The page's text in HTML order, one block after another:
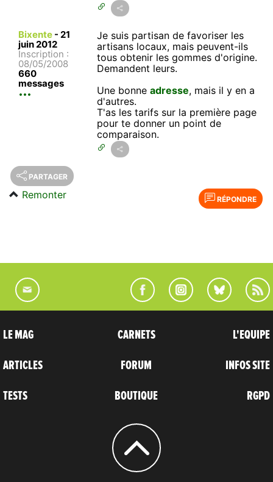
Bixente - 21
juin 2012
Inscription :
08/05/2008
660
messages
Je suis partisan de favoriser les
artisans locaux, mais peuvent-ils
tous obtenir les gommes d'origine.
Demandent leurs.
Une bonneadresse, mais il y en a
d'autres.
T'as les tarifs sur la première page
pour te donner un point de
comparaison.
PARTAGER
RÉPONDRE
Remonter
LE MAG
ARTICLES
TESTS
CARNETS
FORUM
BOUTIQUE
L'EQUIPE
INFOS SITE
RGPD